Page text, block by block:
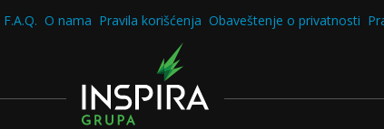
F.A.Q. O nama Pravila korišćenja Obaveštenje o privatnosti